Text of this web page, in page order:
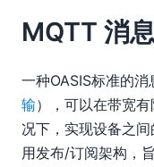
MQTT 消
一种OASIS标准的
输），可以在带宽
况下，实现设备之间
用发布/订阅架构，